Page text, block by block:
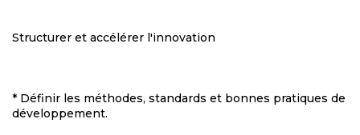
Structurer et accélérer l'innovation
* Définir les méthodes, standards et bonnes pratiques de
développement.